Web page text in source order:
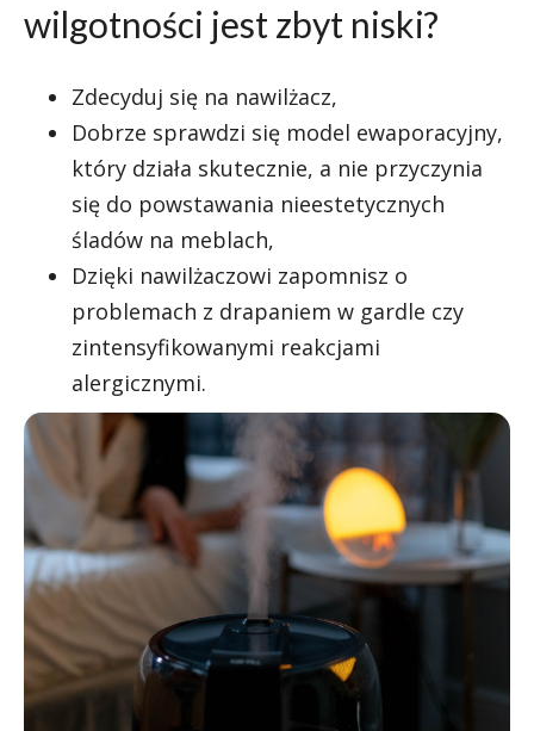
wilgotności jest zbyt niski?
Zdecyduj się na nawilżacz,
Dobrze sprawdzi się model ewaporacyjny,
który działa skutecznie, a nie przyczynia
się do powstawania nieestetycznych
śladów na meblach,
Dzięki nawilżaczowi zapomnisz o
problemach z drapaniem w gardle czy
zintensyfikowanymi reakcjami
alergicznymi.